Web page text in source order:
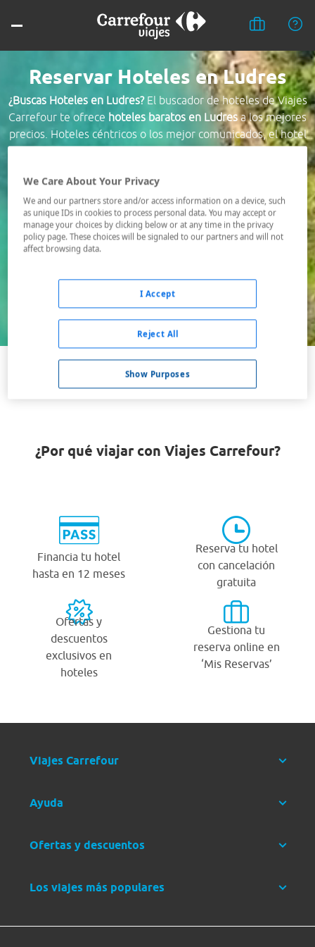
Reservar Hoteles en Ludres
¿Buscas Hoteles en Ludres?El buscador de hoteles de Viajes
Carrefour te ofrece hoteles baratos en Ludresa los mejores
precios. Hoteles céntricos o los mejor comunicados, el hotel
que busques nosotros te lo encontramos al mejor precio.
Destino *
Fechas *
07/08/2026 - 08/08/2026
Buscar
VER TODOS LOS HOTELES BARATOS EN LUDRES
¿Por qué viajar con Viajes Carrefour?
Financia tu hotel
hasta en 12 meses
Reserva tu hotel
con cancelación
gratuita
Ofertas y
descuentos
exclusivos en
hoteles
Gestiona tu
reserva online en
‘Mis Reservas’
Viajes Carrefour
Ayuda
Ofertas y descuentos
Los viajes más populares
We Care About Your Privacy
We and our partners store and/or access information on a device, such
as unique IDs in cookies to process personal data. You may accept or
manage your choices by clicking below or at any time in the privacy
policy page. These choices will be signaled to our partners and will not
affect browsing data.
Show Purposes
Reject All
I Accept